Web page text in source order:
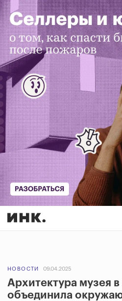
НОВОСТИ 09.04.2025
Архитектура музея
объединила